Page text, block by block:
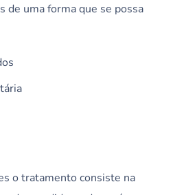
de uma forma que se possa
o tratamento consiste na